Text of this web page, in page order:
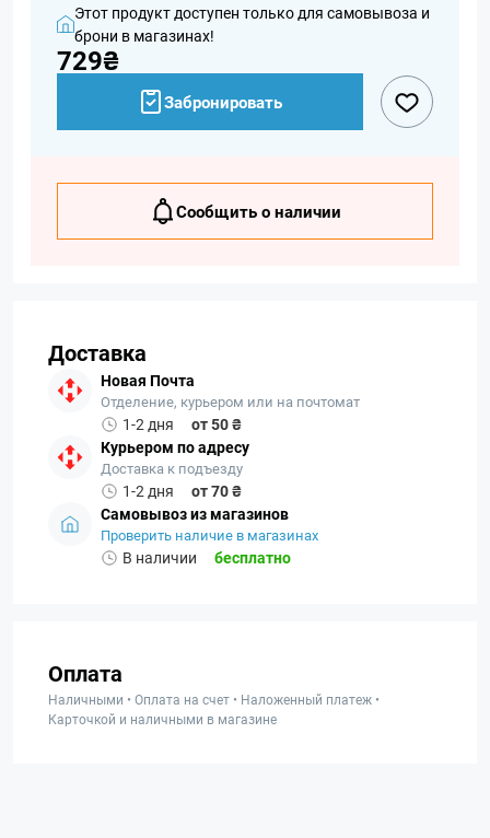
Этот продукт доступен только для самовывоза и
брони в магазинах!
729₴
Забронировать
Сообщить о наличии
Доставка
Новая Почта
Отделение, курьером или на почтомат
1-2 дня
от 50 ₴
Курьером по адресу
Доставка к подъезду
1-2 дня
от 70 ₴
Самовывоз из магазинов
Проверить наличие в магазинах
В наличии бесплатно
Оплата
Наличными • Оплата на счет • Наложенный платеж •
Карточкой и наличными в магазине